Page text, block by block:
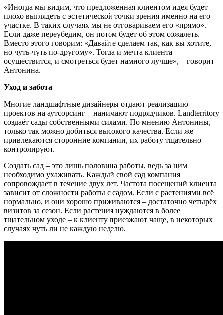
«Иногда мы видим, что предложенная клиентом идея будет
плохо выглядеть с эстетической точки зрения именно на его
участке. В таких случаях мы не отговариваем его «прямо».
Если даже переубедим, он потом будет об этом сожалеть.
Вместо этого говорим: «Давайте сделаем так, как вы хотите,
но чуть-чуть по-другому». Тогда и мечта клиента
осуществится, и смотреться будет намного лучше», – говорит
Антонина.
Уход и забота
Многие ландшафтные дизайнеры отдают реализацию
проектов на аутсорсинг – нанимают подрядчиков. Landterritory
создаёт сады собственными силами. По мнению Антонины,
только так можно добиться высокого качества. Если же
привлекаются сторонние компании, их работу тщательно
контролируют.
Создать сад – это лишь половина работы, ведь за ним
необходимо ухаживать. Каждый свой сад компания
сопровождает в течение двух лет. Частота посещений клиента
зависит от сложности работы с садом. Если с растениями всё
нормально, и они хорошо приживаются – достаточно четырёх
визитов за сезон. Если растения нуждаются в более
тщательном уходе – к клиенту приезжают чаще, в некоторых
случаях чуть ли не каждую неделю.